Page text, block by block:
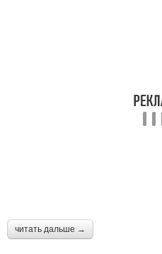
читать дальше →